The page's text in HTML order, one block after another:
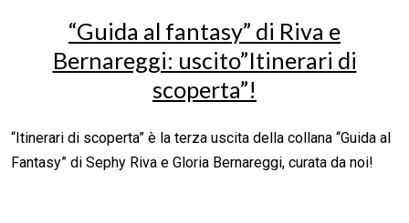
“Guida al fantasy” di Riva e
Bernareggi: uscito”Itinerari di
scoperta”!
“Itinerari di scoperta” è la terza uscita della collana “Guida al
Fantasy” di Sephy Riva e Gloria Bernareggi, curata da noi!